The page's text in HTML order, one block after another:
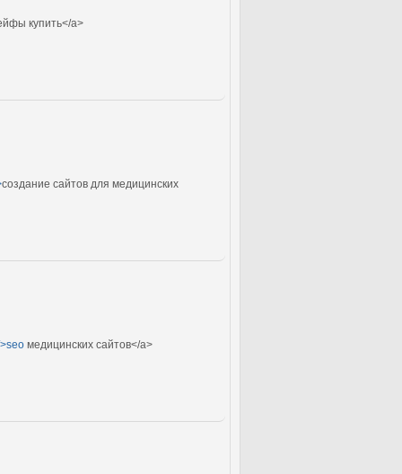
купить</a>
создание сайтов для медицинских
медицинских сайтов</a>